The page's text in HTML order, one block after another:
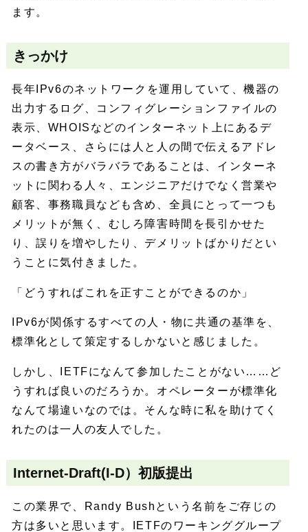
ます。
きっかけ
長年IPv6のネットワークを運用していて、機器の
出力するログ、コンフィグレーションファイルの
表示、WHOISなどのインターネット上にあるデ
ータベース、さらには人と人の間で伝えるアドレ
スの書き方がバラバラであることは、インターネ
ットに関わる人々、エンジニアだけでなく営業や
顧客、事務職員なども含め、全員にとって一つも
メリットが無く、むしろ障害時間を長引かせた
り、誤りを増やしたり、デメリットばかりだとい
うことに気付きました。
「どうすればこれを正すことができるのか」
IPv6が関係するすべての人・物に共通の基準を、
標準化として策定するしかないと感じました。
しかし、IETFになんて参加したことがない……ど
うすれば良いのだろうか。オペレーターが標準化
なんて場違いなのでは。そんな時に私を助けてく
れたのは一人の友人でした。
Internet-Draft(I-D）初版提出
この業界で、Randy Bushという名前をご存じの
方は多いと思います。IETFのワーキンググループ